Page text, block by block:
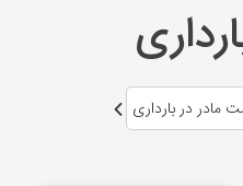
مادر در بارداری